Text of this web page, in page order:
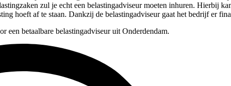
zul je echt een belastingadviseur moeten inhuren. Hierbij
hoeft af te staan. Dankzij de belastingadviseur gaat het bedrijf er
een betaalbare belastingadviseur uit Onderdendam.